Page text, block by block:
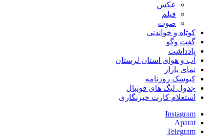
عكس
فیلم
صوت
کوتاه و خواندنی
گفت وگو
یادداشت
آب و هوای استان لرستان
نمای بازار
کیوسک روزنامه
جدول لیگ های فوتبال
استعلام کارت خبرنگاری
Instagram
Aparat
Telegram